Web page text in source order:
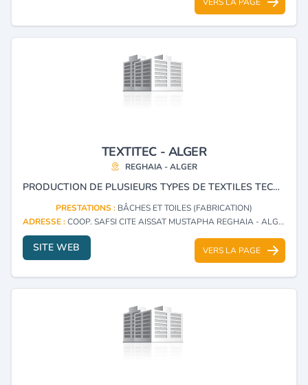
TEXTITEC - ALGER
REGHAIA - ALGER
PRODUCTION DE PLUSIEURS TYPES DE TEXTILES TECHNIQUES ET LITERIE, BACHES PVC, FEUTRE, OUATE, SERPILLIÈRE, GÉOTEXTILE, LITERIE, ISOLATION, COUETTES, DRAPS, OREILLERS ET LINGE DE MAISON.
PRESTATIONS : BÂCHES ET TOILES (FABRICATION)
ADRESSE :COOP. SAFSI CITE AISSAT MUSTAPHA REGHAIA - ALGER
SITE WEB VERS LA PAGE